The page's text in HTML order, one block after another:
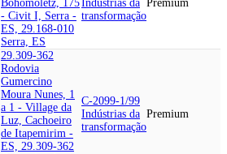
Bohomoletz, 175
- Civit I, Serra -
ES, 29.168-010
Serra, ES
Indústrias da
transformação
Premium
29.309-362
Rodovia
Gumercino
Moura Nunes, 1
a 1 - Village da
Luz, Cachoeiro
de Itapemirim -
ES, 29.309-362
C-2099-1/99
Indústrias da
transformação
Premium